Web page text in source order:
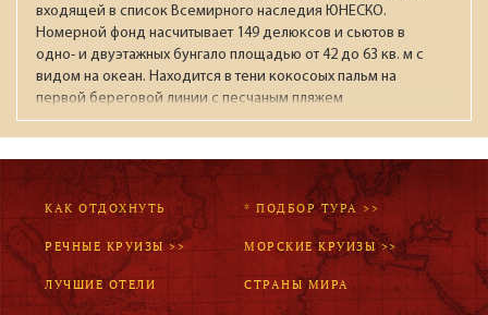
входящей в список Всемирного наследия ЮНЕСКО.
Номерной фонд насчитывает 149 делюксов и сьютов в
одно- и двуэтажных бунгало площадью от 42 до 63 кв. м с
видом на океан. Находится в тени кокосоых пальм на
первой береговой линии с песчаным пляжем
протяженностью около 800 метров в защищенной лагуной
для плавания . В инфраструктуру входят 4 открытых
бассейна, спа-центр LUX* Me с сауной, хаммамом,
джакузи и массажными кабинетами, а также тренажерный
зал. Питание обеспечивают ресторан The Kitchen
(международная кухня), The Beach (средиземноморская
кухня на пляже) и EAST (тайская кухня). Гости оценят
стильный лаунж-бар и кафе LUX* с фирменным молотым
кофе собственного производства. Для детей работают
КАК ОТДОХНУТЬ * ПОДБОР ТУРА >>
РЕЧНЫЕ КРУИЗЫ >> МОРСКИЕ КРУИЗЫ >>
ЛУЧШИЕ ОТЕЛИ СТРАНЫ МИРА